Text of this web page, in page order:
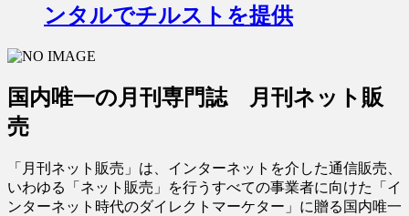
ンタルでチルストを提供
国内唯一の月刊専門誌 月刊ネット販
売
「月刊ネット販売」は、インターネットを介した通信販売、
いわゆる「ネット販売」を行うすべての事業者に向けた「イ
ンターネット時代のダイレクトマーケター」に贈る国内唯一